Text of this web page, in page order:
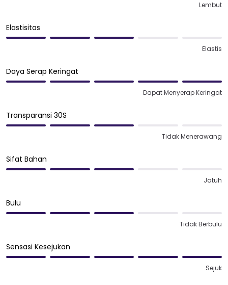
Lembut
Elastisitas
Elastis
Daya Serap Keringat
Dapat Menyerap Keringat
Transparansi 30S
Tidak Menerawang
Sifat Bahan
Jatuh
Bulu
Tidak Berbulu
Sensasi Kesejukan
Sejuk